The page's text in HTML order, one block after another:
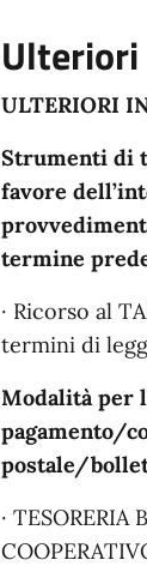
ULTERIORI
Strumenti di
favore
termine
· Ricorso al
termini di
Modalità per
pagamento/
postale/
·